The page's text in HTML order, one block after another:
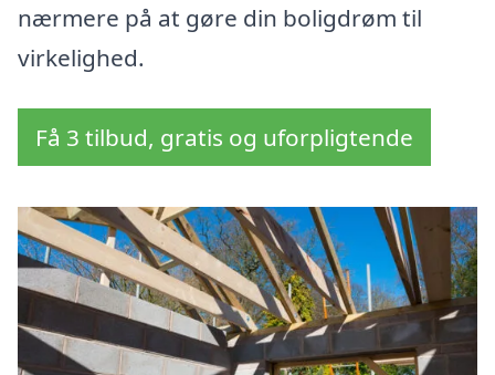
nærmere på at gøre din boligdrøm til
virkelighed.
Få 3 tilbud, gratis og uforpligtende